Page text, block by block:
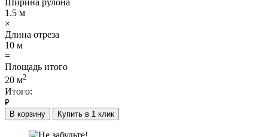
Ширина рулона
1.5 м
×
Длина отреза
10 м
=
Площадь итого
20 м2
Итого:
₽
В корзину
Купить в 1 клик